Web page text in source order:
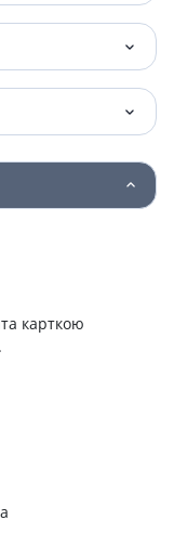
карткою